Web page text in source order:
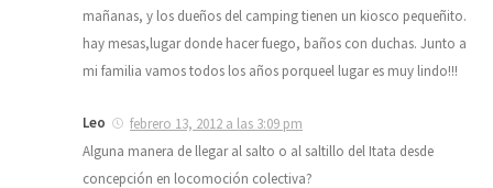
mañanas, y los dueños del camping tienen un kiosco pequeñito.
hay mesas,lugar donde hacer fuego, baños con duchas. Junto a
mi familia vamos todos los años porqueel lugar es muy lindo!!!
Leo
febrero 13, 2012 a las 3:09 pm
Alguna manera de llegar al salto o al saltillo del Itata desde
concepción en locomoción colectiva?